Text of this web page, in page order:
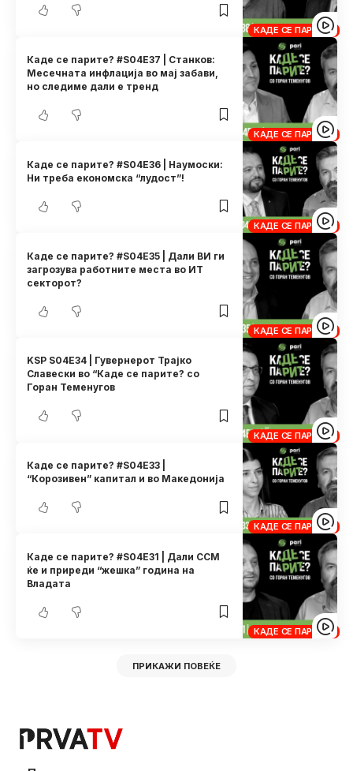
КАДЕ СЕ ПАРИТЕ?
КАДЕ СЕ ПАРИТЕ?
Каде се парите? #S04E37 | Станков:
Месечната инфлација во мај забави,
но следиме дали е тренд
КАДЕ СЕ ПАРИТЕ?
Каде се парите? #S04E36 | Наумоски:
Ни треба економска “лудост”!
КАДЕ СЕ ПАРИТЕ?
Каде се парите? #S04E35 | Дали ВИ ги
загрозува работните места во ИТ
секторот?
КАДЕ СЕ ПАРИТЕ?
KSP S04E34 | Гувернерот Трајко
Славески во “Каде се парите? со
Горан Теменугов
КАДЕ СЕ ПАРИТЕ?
Каде се парите? #S04E33 |
“Корозивен” капитал и во Македонија
КАДЕ СЕ ПАРИТЕ?
Каде се парите? #S04E31 | Дали ССМ
ќе и приреди “жешка” година на
Владата
ПРИКАЖИ ПОВЕЌЕ